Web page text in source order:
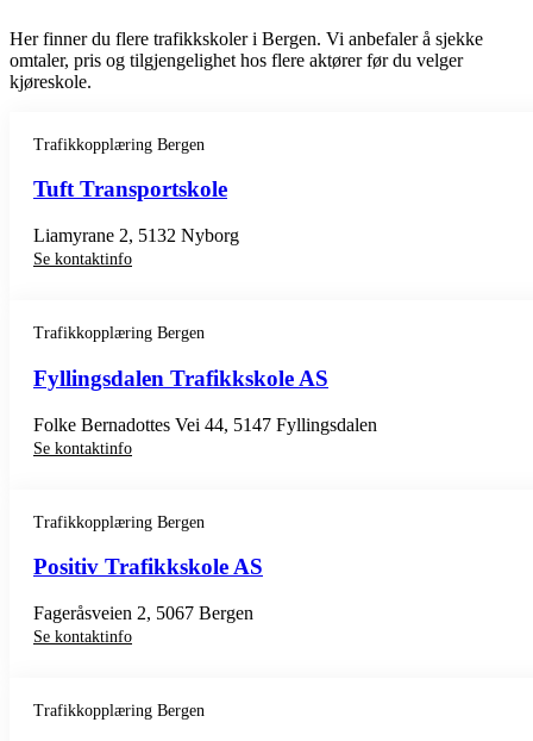
Her finner du flere trafikkskoler i Bergen. Vi anbefaler å sjekke
omtaler, pris og tilgjengelighet hos flere aktører før du velger
kjøreskole.
Trafikkopplæring Bergen
Tuft Transportskole
Liamyrane 2, 5132 Nyborg
Se kontaktinfo
Trafikkopplæring Bergen
Fyllingsdalen Trafikkskole AS
Folke Bernadottes Vei 44, 5147 Fyllingsdalen
Se kontaktinfo
Trafikkopplæring Bergen
Positiv Trafikkskole AS
Fageråsveien 2, 5067 Bergen
Se kontaktinfo
Trafikkopplæring Bergen